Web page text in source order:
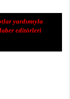
yardımıyla
editörleri